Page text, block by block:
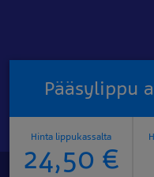
Pääsylippu
Hinta lippukassalta
24,50 €